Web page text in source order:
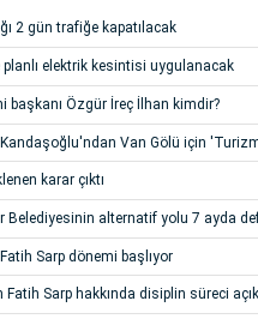
2 gün trafiğe kapatılacak
elektrik kesintisi uygulanacak
başkanı Özgür İreç İlhan kimdir?
Van Gölü için 'Turizm
karar çıktı
Belediyesinin alternatif yolu 7 ayda
Sarp dönemi başlıyor
Fatih Sarp hakkında disiplin süreci